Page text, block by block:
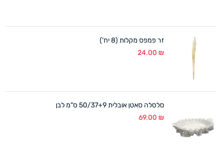
זר פמפס מקלות (8 יח')
24.00 ₪
סלסלה סאטן אובלית 50/37+9 ס"מ לבן
69.00 ₪